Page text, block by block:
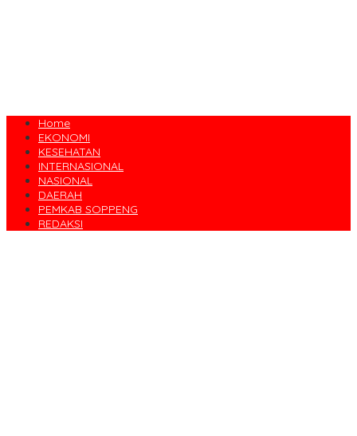
Home
EKONOMI
KESEHATAN
INTERNASIONAL
NASIONAL
DAERAH
PEMKAB SOPPENG
REDAKSI